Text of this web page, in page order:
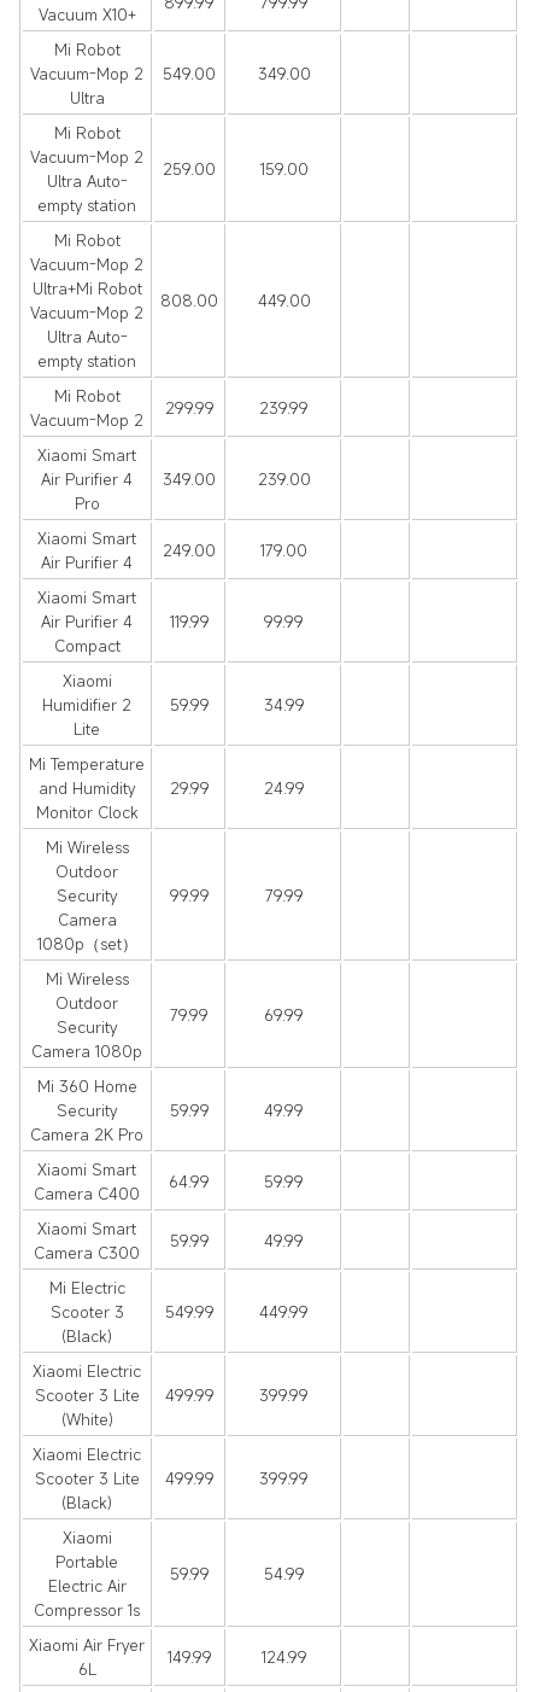
Vacuum X10+
Mi Robot
Vacuum-Mop 2
Ultra
549.00 349.00
Mi Robot
Vacuum-Mop 2
Ultra Auto-
empty station
259.00 159.00
Mi Robot
Vacuum-Mop 2
Ultra+Mi Robot
Vacuum-Mop 2
Ultra Auto-
empty station
808.00 449.00
Mi Robot
Vacuum-Mop 2
299.99 239.99
Xiaomi Smart
Air Purifier 4
Pro
349.00 239.00
Xiaomi Smart
Air Purifier 4
249.00 179.00
Xiaomi Smart
Air Purifier 4
Compact
119.99 99.99
Xiaomi
Humidifier 2
Lite
59.99 34.99
Mi Temperature
and Humidity
Monitor Clock
29.99 24.99
Mi Wireless
Outdoor
Security
Camera
1080p（set）
99.99 79.99
Mi Wireless
Outdoor
Security
Camera 1080p
79.99 69.99
Mi 360 Home
Security
Camera 2K Pro
59.99 49.99
Xiaomi Smart
Camera C400
64.99 59.99
Xiaomi Smart
Camera C300
59.99 49.99
Mi Electric
Scooter 3
(Black)
549.99 449.99
Xiaomi Electric
Scooter 3 Lite
(White)
499.99 399.99
Xiaomi Electric
Scooter 3 Lite
(Black)
499.99 399.99
Xiaomi
Portable
Electric Air
Compressor 1s
59.99 54.99
Xiaomi Air Fryer
6L
149.99 124.99